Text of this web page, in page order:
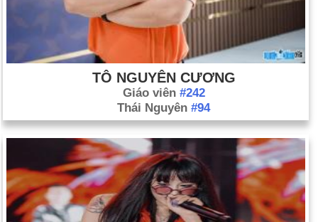
TÔ NGUYÊN CƯƠNG
Giáo viên #242
Thái Nguyên #94